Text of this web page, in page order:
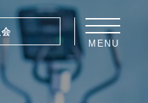
MENU